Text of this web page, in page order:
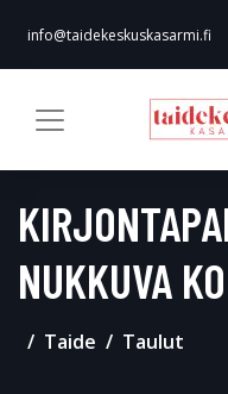
info@taidekeskuskasarmi.fi
NUKKUVA
Taide Taulut